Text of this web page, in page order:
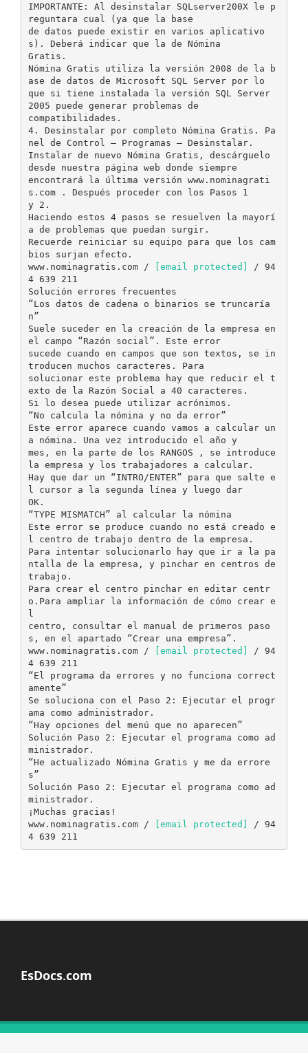
IMPORTANTE: Al desinstalar SQLserver200X le p
reguntara cual (ya que la base
de datos puede existir en varios aplicativo
s). Deberá indicar que la de Nómina
Gratis.
Nómina Gratis utiliza la versión 2008 de la b
ase de datos de Microsoft SQL Server por lo
que si tiene instalada la versión SQL Server
2005 puede generar problemas de
compatibilidades.
4. Desinstalar por completo Nómina Gratis. Pa
nel de Control – Programas – Desinstalar.
Instalar de nuevo Nómina Gratis, descárguelo
desde nuestra página web donde siempre
encontrará la última versión www.nominagrati
s.com . Después proceder con los Pasos 1
y 2.
Haciendo estos 4 pasos se resuelven la mayorí
a de problemas que puedan surgir.
Recuerde reiniciar su equipo para que los cam
bios surjan efecto.
www.nominagratis.com /
[email protected]
/ 94
4 639 211
Solución errores frecuentes
“Los datos de cadena o binarios se truncaría
n”
Suele suceder en la creación de la empresa en
el campo “Razón social”. Este error
sucede cuando en campos que son textos, se in
troducen muchos caracteres. Para
solucionar este problema hay que reducir el t
exto de la Razón Social a 40 caracteres.
Si lo desea puede utilizar acrónimos.
“No calcula la nómina y no da error”
Este error aparece cuando vamos a calcular un
a nómina. Una vez introducido el año y
mes, en la parte de los RANGOS , se introduce
la empresa y los trabajadores a calcular.
Hay que dar un “INTRO/ENTER” para que salte e
l cursor a la segunda línea y luego dar
OK.
“TYPE MISMATCH” al calcular la nómina
Este error se produce cuando no está creado e
l centro de trabajo dentro de la empresa.
Para intentar solucionarlo hay que ir a la pa
ntalla de la empresa, y pinchar en centros de
trabajo.
Para crear el centro pinchar en editar centr
o.Para ampliar la información de cómo crear e
l
centro, consultar el manual de primeros paso
s, en el apartado “Crear una empresa”.
www.nominagratis.com /
[email protected]
/ 94
4 639 211
“El programa da errores y no funciona correct
amente”
Se soluciona con el Paso 2: Ejecutar el progr
ama como administrador.
“Hay opciones del menú que no aparecen”
Solución Paso 2: Ejecutar el programa como ad
ministrador.
“He actualizado Nómina Gratis y me da errore
s”
Solución Paso 2: Ejecutar el programa como ad
ministrador.
¡Muchas gracias!
www.nominagratis.com /
[email protected]
/ 94
EsDocs.com